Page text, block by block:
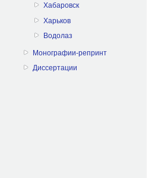
Хабаровск
Харьков
Водолаз
Монографии-репринт
Диссертации